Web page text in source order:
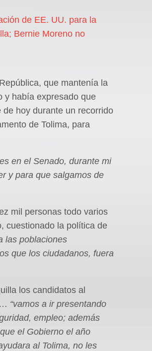
de EE. UU. para la
Bernie Moreno no
que mantenía la
y había expresado que
hoy durante un recorrido
de Tolima, para
en el Senado, durante mi
y para que salgamos de
mil personas todo varios
cuestionado la política de
las poblaciones
que los ciudadanos, fuera
los candidatos al
“vamos a ir presentando
empleo; además
el Gobierno el año
al Tolima, no les